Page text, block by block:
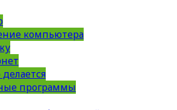
компьютера
делается
программы